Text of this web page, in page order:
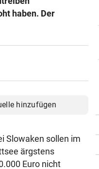
haben. Der
hinzufügen
Slowaken sollen im
ärgstens
Euro nicht